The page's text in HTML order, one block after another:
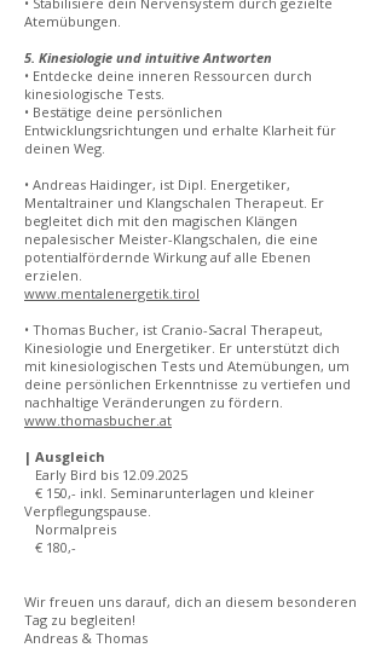
Atemübungen.
5. Kinesiologie und intuitive Antworten
• Entdecke deine inneren Ressourcen durch
kinesiologische Tests.
• Bestätige deine persönlichen
Entwicklungsrichtungen und erhalte Klarheit für
deinen Weg.
• Andreas Haidinger, ist Dipl. Energetiker,
Mentaltrainer und Klangschalen Therapeut. Er
begleitet dich mit den magischen Klängen
nepalesischer Meister-Klangschalen, die eine
potentialfördernde Wirkung auf alle Ebenen
erzielen.
www.mentalenergetik.tirol
• Thomas Bucher, ist Cranio-Sacral Therapeut,
Kinesiologie und Energetiker. Er unterstützt dich
mit kinesiologischen Tests und Atemübungen, um
deine persönlichen Erkenntnisse zu vertiefen und
nachhaltige Veränderungen zu fördern.
www.thomasbucher.at
| Ausgleich
Early Bird bis 12.09.2025
€ 150,- inkl. Seminarunterlagen und kleiner
Verpflegungspause.
Normalpreis
€ 180,-
Wir freuen uns darauf, dich an diesem besonderen
Tag zu begleiten!
Andreas & Thomas